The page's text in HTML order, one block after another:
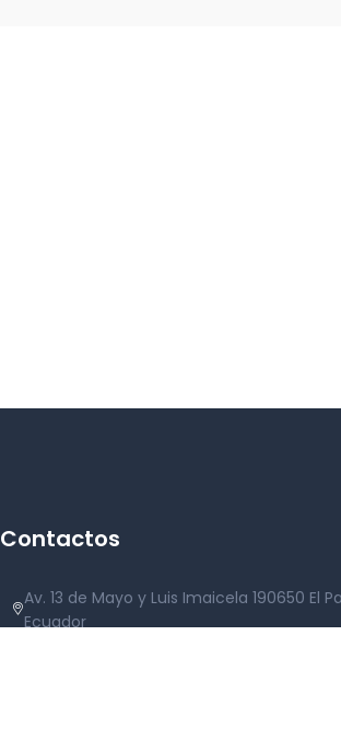
Contactos
Av. 13 de Mayo y Luis Imaicela 190650 El
Ecuador